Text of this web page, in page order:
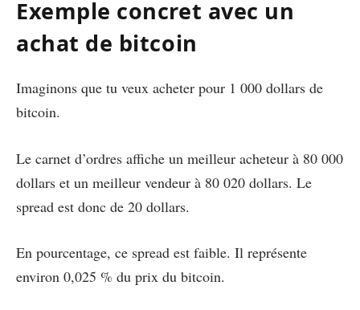
Exemple concret avec un
achat de bitcoin
Imaginons que tu veux acheter pour 1 000 dollars de
bitcoin.
Le carnet d’ordres affiche un meilleur acheteur à 80 000
dollars et un meilleur vendeur à 80 020 dollars. Le
spread est donc de 20 dollars.
En pourcentage, ce spread est faible. Il représente
environ 0,025 % du prix du bitcoin.